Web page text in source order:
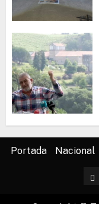
Portada Nacional